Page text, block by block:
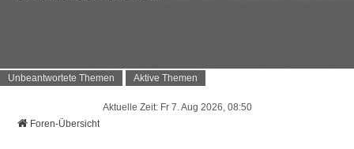
Unbeantwortete Themen Aktive Themen
Aktuelle Zeit: Fr 7. Aug 2026, 08:50
Foren-Übersicht